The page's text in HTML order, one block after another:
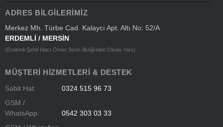
ADRES BILGILERIMIZ
Merkez Mh. Türbe Cad. Kalaycı Apt. Altı No: 52/A
ERDEMLİ / MERSİN
(Erdemli Şehit Hacı Ömer Serin İlköğretim Okulu Yanı)
MÜŞTERI HIZMETLERI & DESTEK
Sabit Hat:
0324 515 96 73
GSM /
WhatsApp:
0542 303 03 33